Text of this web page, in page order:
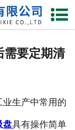
站首页
需要定期清
业生产中常用的
盘具有操作简单